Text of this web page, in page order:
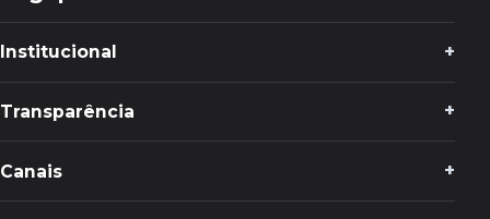
Institucional
Transparência
Canais